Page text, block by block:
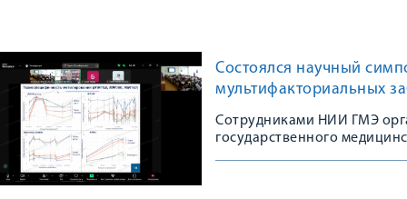
Состоялся научный
мультифакториальных
Сотрудниками НИИ ГМЭ
государственного